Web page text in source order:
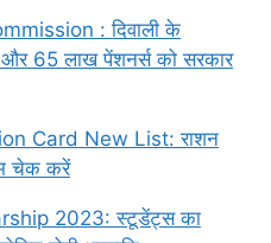
: दिवाली के
65 लाख पेंशनर्स को सरकार
Card New List: राशन
चेक करें
2023: स्टूडेंट्स का